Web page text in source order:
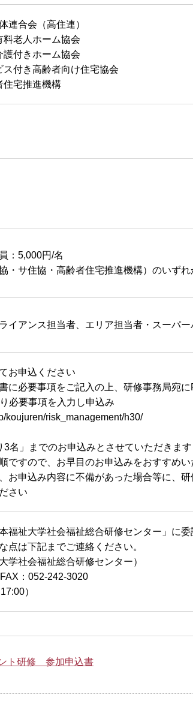
連合会（高住連）
老人ホーム協会
付きホーム協会
付き高齢者向け住宅協会
宅推進機構
5,000円/名
・サ住協・高齢者住宅推進機構）のいず
イアンス担当者、エリア担当者・スーパ
お申込ください
に必要事項をご記入の上、研修事務局宛に
必要事項を入力し申込み
koujuren/risk_management/h30/
名」までのお申込みとさせていただきます
ですので、お早目のお申込みをおすすめい
お申込み内容に不備があった場合等に、
さい
福祉大学社会福祉総合研修センター」に委
点は下記までご連絡ください。
学社会福祉総合研修センター）
：052-242-3020
）
ト研修 参加申込書